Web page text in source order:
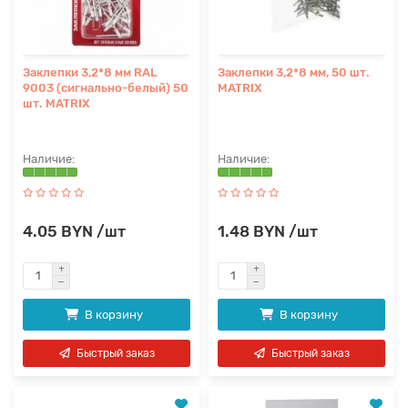
Заклепки 3,2*8 мм RAL
9003 (сигнально-белый) 50
шт. MATRIX
4.05 BYN /шт
В корзину
Быстрый заказ
Заклепки 3,2*8 мм, 50 шт.
MATRIX
1.48 BYN /шт
В корзину
Быстрый заказ